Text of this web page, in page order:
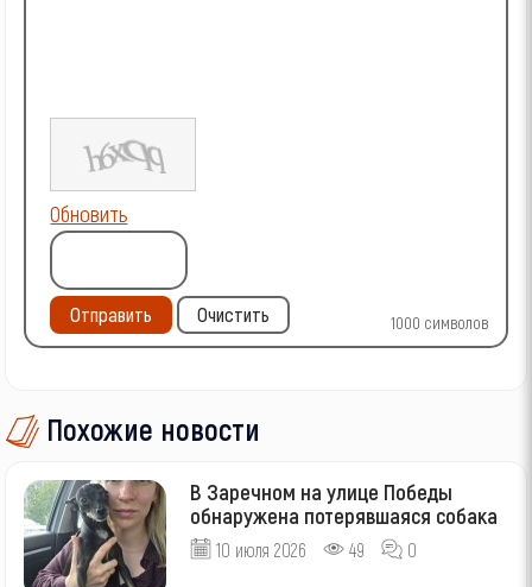
1000 символов
Обновить
Отправить Очистить
Похожие новости
В Заречном на улице Победы
обнаружена потерявшаяся собака
10 июля 2026 49 0